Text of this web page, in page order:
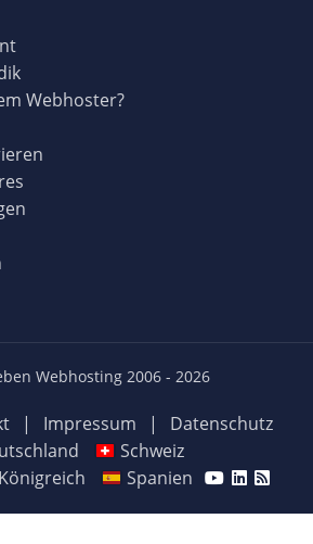
Webhoster?
Webhosting 2006 - 2026
| Impressum |
Datenschutz
Schweiz
Spanien